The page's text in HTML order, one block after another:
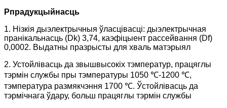
Pпрадукцыйнасць
1. Нізкія дыэлектрычныя ўласцівасці: дыэлектрычная
пранікальнасць (Dk) 3,74, каэфіцыент рассейвання (Df)
0,0002. Выдатны празрысты для хваль матэрыял
2. Устойлівасць да звышвысокіх тэмператур, працяглы
тэрмін службы пры тэмпературы 1050 ℃-1200 ℃,
тэмпература размякчэння 1700 ℃. Ўстойлівасць да
тэрмічнага ўдару, больш працяглы тэрмін службы